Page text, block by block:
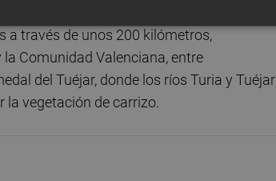
a través de unos 200 kilómetros,
Comunidad Valenciana, entre
del Tuéjar, donde los ríos Turia y Tuéjar
la vegetación de carrizo.